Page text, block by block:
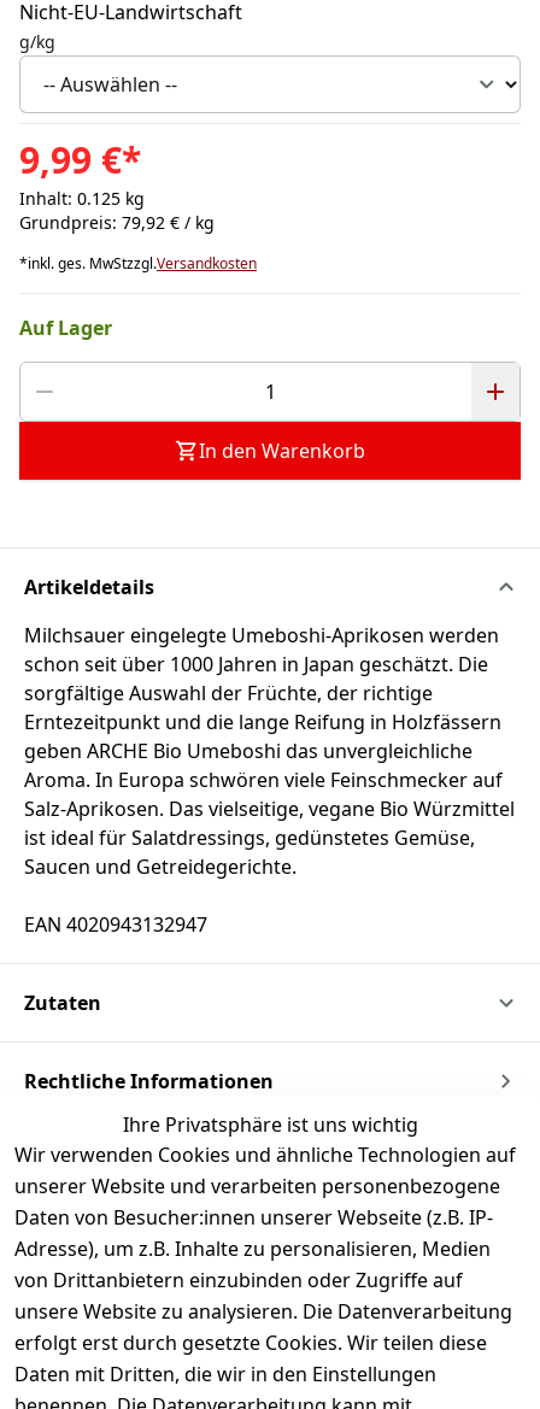
Nicht-EU-Landwirtschaft
g/kg
9,99 €*
Inhalt: 0.125 kg
Grundpreis: 79,92 € / kg
*inkl. ges. MwStzzgl.Versandkosten
Auf Lager
In den Warenkorb
Artikeldetails
Milchsauer eingelegte Umeboshi-Aprikosen werden
schon seit über 1000 Jahren in Japan geschätzt. Die
sorgfältige Auswahl der Früchte, der richtige
Erntezeitpunkt und die lange Reifung in Holzfässern
geben ARCHE Bio Umeboshi das unvergleichliche
Aroma. In Europa schwören viele Feinschmecker auf
Salz-Aprikosen. Das vielseitige, vegane Bio Würzmittel
ist ideal für Salatdressings, gedünstetes Gemüse,
Saucen und Getreidegerichte.
EAN 4020943132947
Zutaten
Rechtliche Informationen
Ihre Privatsphäre ist uns wichtig
Wir verwenden Cookies und ähnliche Technologien auf
unserer Website und verarbeiten personenbezogene
Daten von Besucher:innen unserer Webseite (z.B. IP-
Adresse), um z.B. Inhalte zu personalisieren, Medien
von Drittanbietern einzubinden oder Zugriffe auf
unsere Website zu analysieren. Die Datenverarbeitung
erfolgt erst durch gesetzte Cookies. Wir teilen diese
Daten mit Dritten, die wir in den Einstellungen